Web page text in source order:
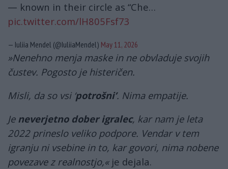
— known in their circle as “Che…
pic.twitter.com/lH805Fsf73
— Iuliia Mendel (@IuliiaMendel) May 11, 2026
»Nenehno menja maske in ne obvladuje svojih
čustev. Pogosto je histeričen.
Misli, da so vsi ‘ potrošni’. Nima empatije.
Je neverjetno dober igralec, kar nam je leta
2022 prineslo veliko podpore. Vendar v tem
igranju ni vsebine in to, kar govori, nima nobene
povezave z realnostjo,«je dejala.